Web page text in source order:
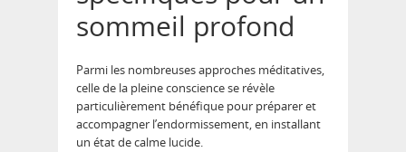
sommeil profond
Parmi les nombreuses approches méditatives,
celle de la pleine conscience se révèle
particulièrement bénéfique pour préparer et
accompagner l’endormissement, en installant
un état de calme lucide.